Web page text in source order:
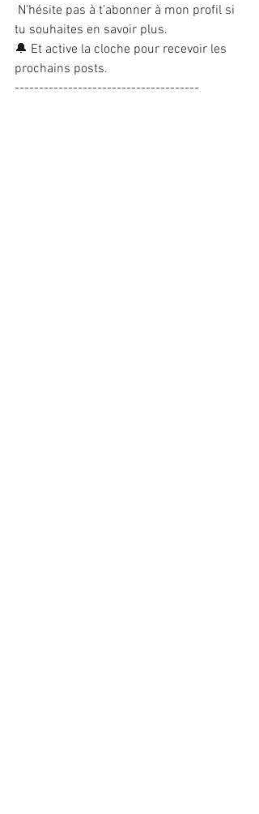
N’hésite pas à t’abonner à mon profil si
tu souhaites en savoir plus.
🔔 Et active la cloche pour recevoir les
prochains posts.
--------------------------------------